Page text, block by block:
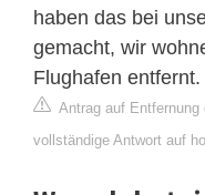
haben das bei
gemacht, wir
Flughafen entfernt.
Antrag auf Entfernung
vollständige Antwort auf